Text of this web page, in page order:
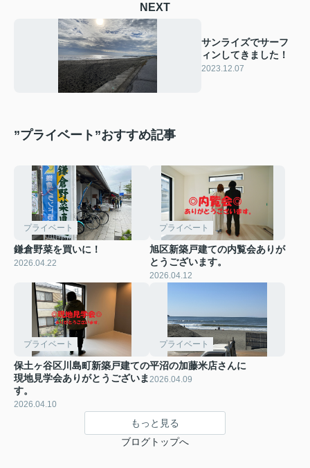
NEXT
サンライズでサーフ
ィンしてきました！
2023.12.07
”プライベート”おすすめ記事
プライベート
鎌倉野菜を買いに！
2026.04.22
プライベート
旭区新築戸建ての内覧会ありが
とうございます。
2026.04.12
プライベート
保土ヶ谷区川島町新築戸建ての
現地見学会ありがとうございま
す。
2026.04.10
プライベート
平沼の加藤米店さんに
2026.04.09
もっと見る
ブログトップへ